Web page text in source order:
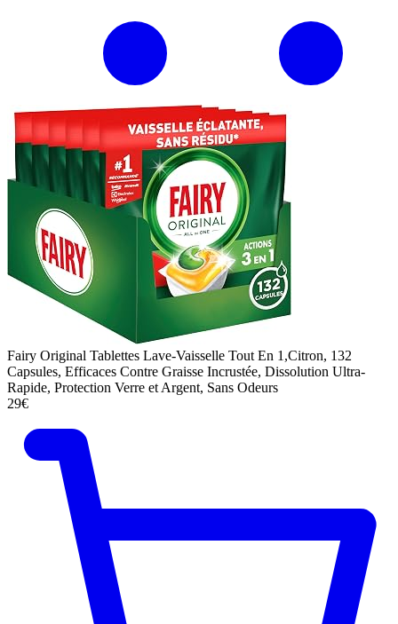
Fairy Original Tablettes Lave-Vaisselle Tout En 1,Citron, 132
Capsules, Efficaces Contre Graisse Incrustée, Dissolution Ultra-
Rapide, Protection Verre et Argent, Sans Odeurs
29€